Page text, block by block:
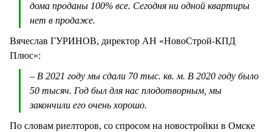
дома проданы 100% все. Сегодня ни одной квартиры
нет в продаже.
Вячеслав ГУРИНОВ, директор АН «НовоСтрой-КПД
Плюс»:
– В 2021 году мы сдали 70 тыс. кв. м. В 2020 году было
50 тысяч. Год был для нас плодотворным, мы
закончили его очень хорошо.
По словам риелторов, со спросом на новостройки в Омске